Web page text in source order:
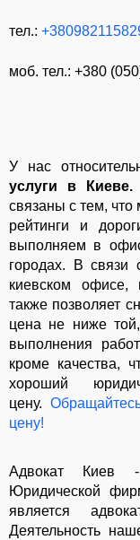
тел.:
моб. тел.: +380
У нас
услуги в Киеве.
связаны с тем, что
рейтинги и
выполняем в
городах. В связи
киевском офисе,
также позволяет
цена не ниже
выполнения
кроме качества,
хороший
цену.
цену!
Адвокат Киев -
Юридической
является
Деятельность